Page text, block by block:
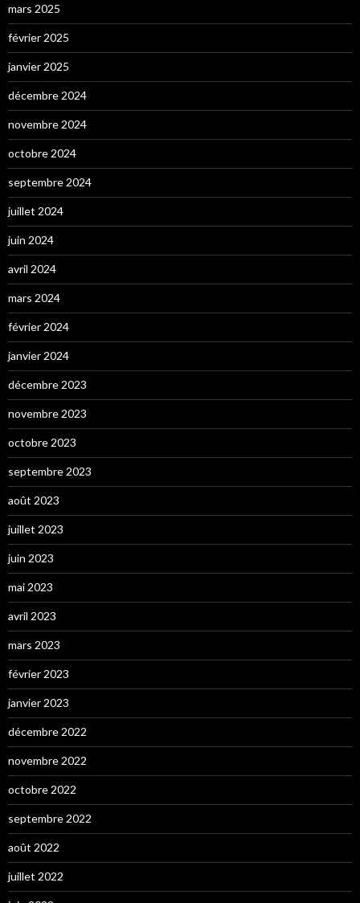
mars 2025
février 2025
janvier 2025
décembre 2024
novembre 2024
octobre 2024
septembre 2024
juillet 2024
juin 2024
avril 2024
mars 2024
février 2024
janvier 2024
décembre 2023
novembre 2023
octobre 2023
septembre 2023
août 2023
juillet 2023
juin 2023
mai 2023
avril 2023
mars 2023
février 2023
janvier 2023
décembre 2022
novembre 2022
octobre 2022
septembre 2022
août 2022
juillet 2022